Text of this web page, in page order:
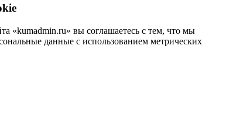
«kumadmin.ru» вы соглашаетесь с тем, что мы
данные с использованием метрических